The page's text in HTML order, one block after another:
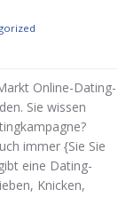
Online-Dating-
Sie wissen
immer {Sie Sie
eine Dating-
Knicken,